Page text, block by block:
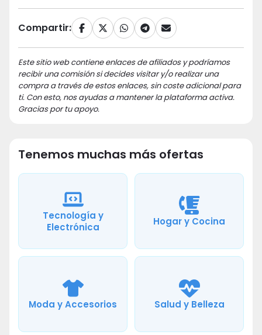
Compartir:
Este sitio web contiene enlaces de afiliados y podríamos
recibir una comisión si decides visitar y/o realizar una
compra a través de estos enlaces, sin coste adicional para
ti. Con esto, nos ayudas a mantener la plataforma activa.
Gracias por tu apoyo.
Tenemos muchas más ofertas
Tecnología y
Electrónica
Hogar y Cocina
Moda y Accesorios Salud y Belleza